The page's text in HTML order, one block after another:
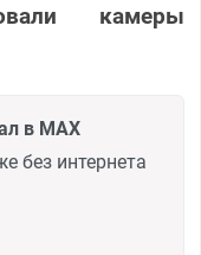
камеры
в MAX
без интернета